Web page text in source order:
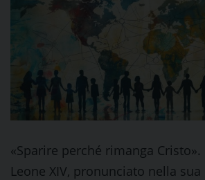
«Sparire perché rimanga Cristo».
Leone XIV, pronunciato nella